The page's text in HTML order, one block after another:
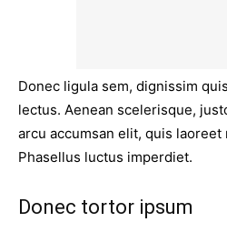
Donec ligula sem, dignissim
lectus. Aenean scelerisque,
arcu accumsan elit, quis
Phasellus luctus imperdiet.
Donec tortor ipsum